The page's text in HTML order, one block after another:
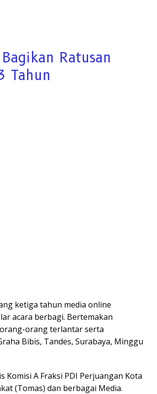
Ratusan
Tahun
ketiga tahun media online
acara berbagi. Bertemakan
orang terlantar serta
Bibis, Tandes, Surabaya, Minggu
Komisi A Fraksi PDI Perjuangan Kota
(Tomas) dan berbagai Media.